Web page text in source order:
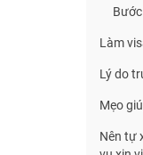
Làm
Lý do
Mẹo
Nên tự